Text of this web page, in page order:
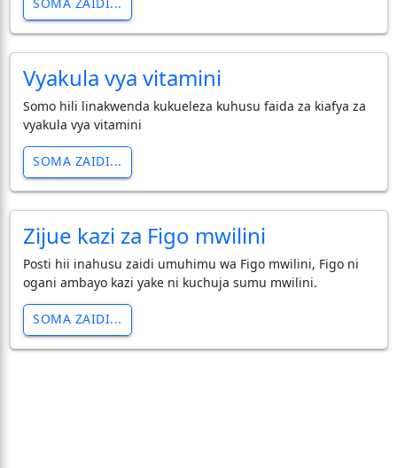
Vyakula vya vitamini
Somo hili linakwenda kukueleza kuhusu faida za kiafya za
vyakula vya vitamini
SOMA ZAIDI...
Zijue kazi za Figo mwilini
Posti hii inahusu zaidi umuhimu wa Figo mwilini, Figo ni
ogani ambayo kazi yake ni kuchuja sumu mwilini.
SOMA ZAIDI...